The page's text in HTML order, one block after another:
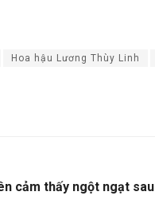
Hoa hậu Lương Thùy Linh
cảm thấy ngột ngạt